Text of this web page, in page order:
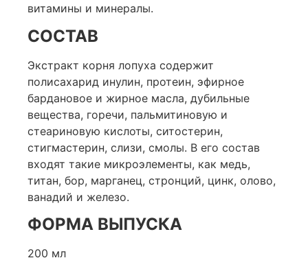
витамины и минералы.
СОСТАВ
Экстракт корня лопуха содержит
полисахарид инулин, протеин, эфирное
бардановое и жирное масла, дубильные
вещества, горечи, пальмитиновую и
стеариновую кислоты, ситостерин,
стигмастерин, слизи, смолы. В его состав
входят такие микроэлементы, как медь,
титан, бор, марганец, стронций, цинк, олово,
ванадий и железо.
ФОРМА ВЫПУСКА
200 мл